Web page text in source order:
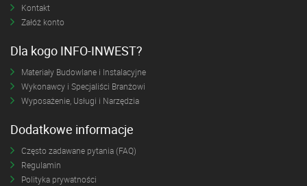
Kontakt
Załóż konto
Dla kogo INFO-INWEST?
Materiały Budowlane i Instalacyjne
Wykonawcy i Specjaliści Branżowi
Wyposażenie, Usługi i Narzędzia
Dodatkowe informacje
Często zadawane pytania (FAQ)
Regulamin
Polityka prywatności